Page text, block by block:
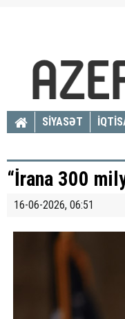
SİYASƏT
“İrana 300
16-06-2026, 06:51